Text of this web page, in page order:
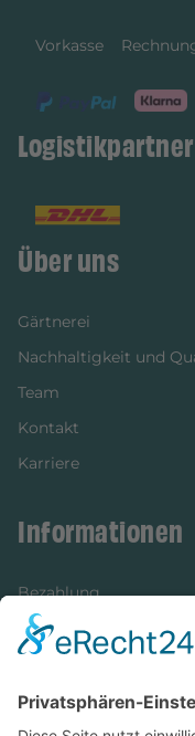
Vorkasse
Logistikpartner
Über uns
Gärtnerei
Nachhaltigkeit und
Team
Kontakt
Karriere
Informationen
Bezahlung
Newsletter
Versandinformationen